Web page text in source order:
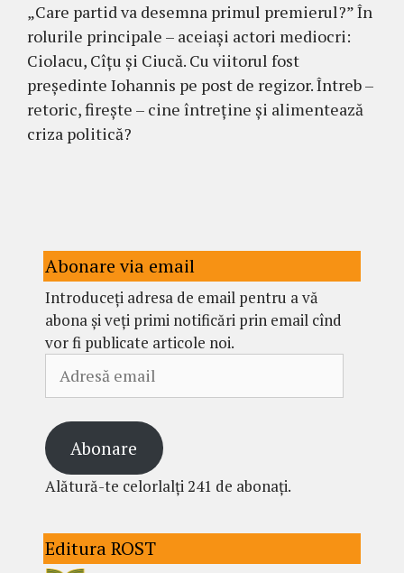
„Care partid va desemna primul premierul?” În
rolurile principale – aceiași actori mediocri:
Ciolacu, Cîțu și Ciucă. Cu viitorul fost
președinte Iohannis pe post de regizor. Întreb –
retoric, firește – cine întreține și alimentează
criza politică?
Abonare via email
Introduceți adresa de email pentru a vă
abona și veți primi notificări prin email cînd
vor fi publicate articole noi.
email
Abonare
Alătură-te celorlalți 241 de abonați.
Editura ROST